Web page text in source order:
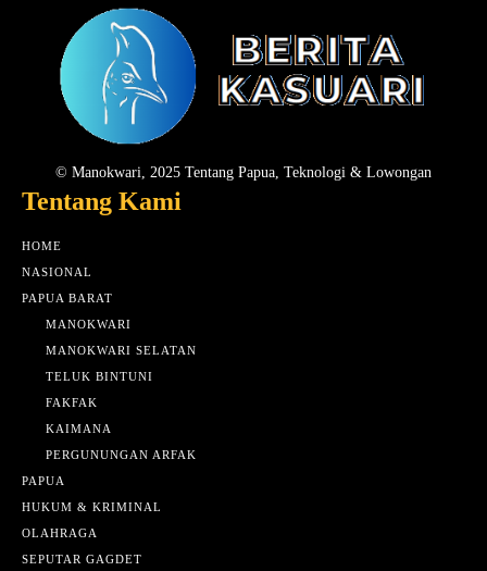
© Manokwari, 2025 Tentang Papua, Teknologi & Lowongan
Tentang Kami
HOME
NASIONAL
PAPUA BARAT
MANOKWARI
MANOKWARI SELATAN
TELUK BINTUNI
FAKFAK
KAIMANA
PERGUNUNGAN ARFAK
PAPUA
HUKUM & KRIMINAL
OLAHRAGA
SEPUTAR GAGDET